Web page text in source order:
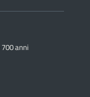
anni